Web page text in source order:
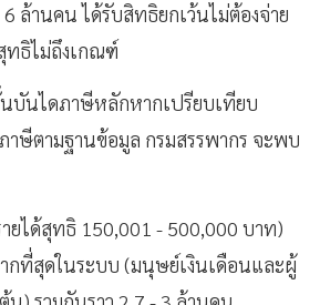
ล้านคน ได้รับสิทธิยกเว้นไม่ต้องจ่าย
ทธิไม่ถึงเกณฑ์
บันไดภาษีหลักหากเปรียบเทียบ
ษีตามฐานข้อมูล กรมสรรพากร จะพบ
ยได้สุทธิ 150,001 - 500,000 บาท)
กที่สุดในระบบ (มนุษย์เงินเดือนและผู้